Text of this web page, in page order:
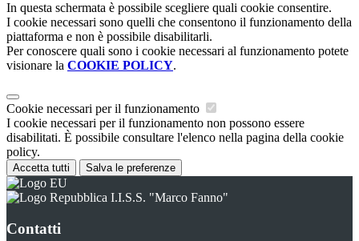
In questa schermata è possibile scegliere quali cookie consentire.
I cookie necessari sono quelli che consentono il funzionamento della
piattaforma e non è possibile disabilitarli.
Per conoscere quali sono i cookie necessari al funzionamento potete
visionare la COOKIE POLICY.
Cookie necessari per il funzionamento
I cookie necessari per il funzionamento non possono essere
disabilitati. È possibile consultare l'elenco nella pagina della cookie
policy.
Accetta tutti Salva le preferenze
I.I.S.S. "Marco Fanno"
Contatti